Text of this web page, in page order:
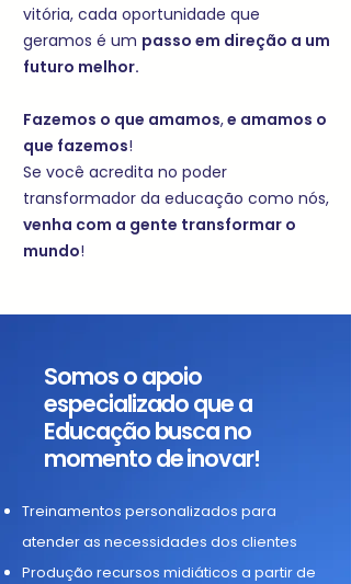
vitória, cada oportunidade que
geramos é um passo em direção a um
futuro melhor.
Fazemos o que amamos,e amamos o
que fazemos!
Se você acredita no poder
transformador da educação como nós,
venha com a gente transformar o
mundo!
Somos o apoio
especializado que a
Educação busca no
momento de inovar!
Treinamentos personalizados para
atender as necessidades dos clientes
Produção recursos midiáticos a partir de